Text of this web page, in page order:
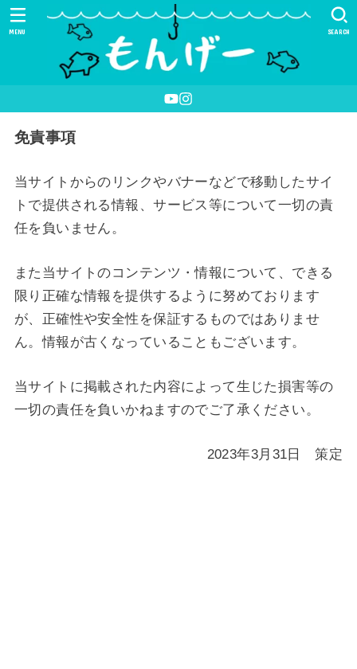
SEARCH
MENU
免責事項
当サイトからのリンクやバナーなどで移動したサイ
トで提供される情報、サービス等について一切の責
任を負いません。
また当サイトのコンテンツ・情報について、できる
限り正確な情報を提供するように努めております
が、正確性や安全性を保証するものではありませ
ん。情報が古くなっていることもございます。
当サイトに掲載された内容によって生じた損害等の
一切の責任を負いかねますのでご了承ください。
2023年3月31日 策定